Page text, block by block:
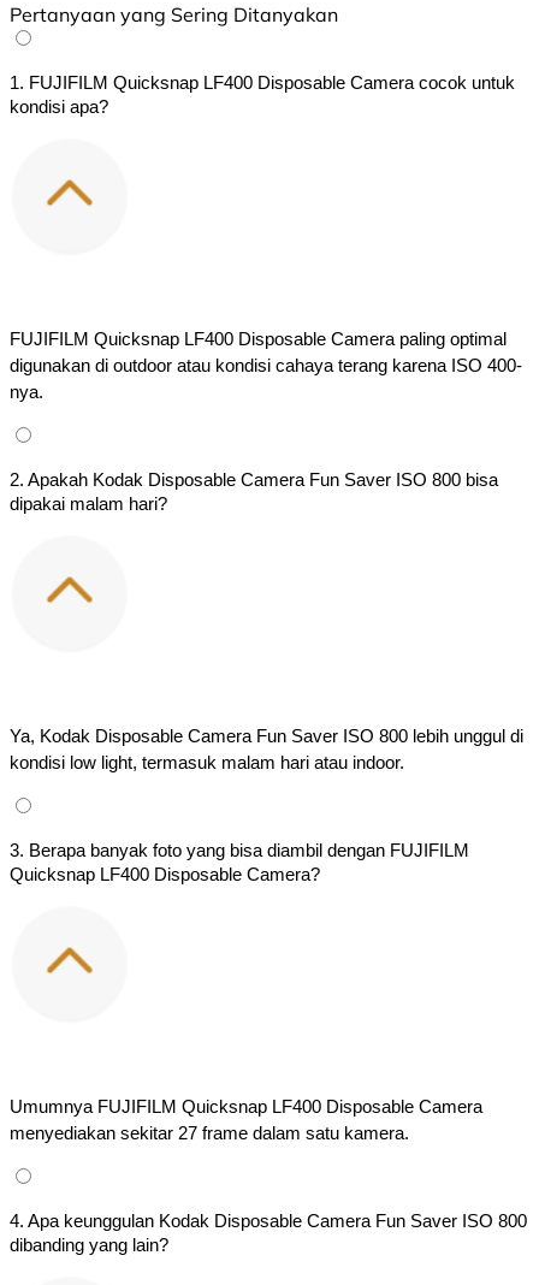
Pertanyaan yang Sering Ditanyakan
1. FUJIFILM Quicksnap LF400 Disposable Camera cocok untuk
kondisi apa?
FUJIFILM Quicksnap LF400 Disposable Camera paling optimal
digunakan di outdoor atau kondisi cahaya terang karena ISO 400-
nya.
2. Apakah Kodak Disposable Camera Fun Saver ISO 800 bisa
dipakai malam hari?
Ya, Kodak Disposable Camera Fun Saver ISO 800 lebih unggul di
kondisi low light, termasuk malam hari atau indoor.
3. Berapa banyak foto yang bisa diambil dengan FUJIFILM
Quicksnap LF400 Disposable Camera?
Umumnya FUJIFILM Quicksnap LF400 Disposable Camera
menyediakan sekitar 27 frame dalam satu kamera.
4. Apa keunggulan Kodak Disposable Camera Fun Saver ISO 800
dibanding yang lain?